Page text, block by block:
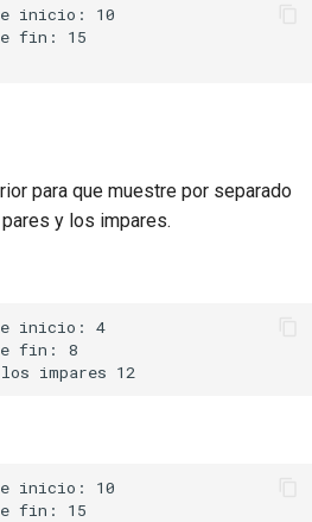
inicio: 10
fin: 15
para que muestre por separado
y los impares.
inicio: 4
fin: 8
inicio: 10
fin: 15